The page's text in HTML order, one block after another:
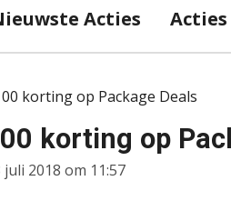
Acties
korting op Package Deals
korting op
2018 om 11:57